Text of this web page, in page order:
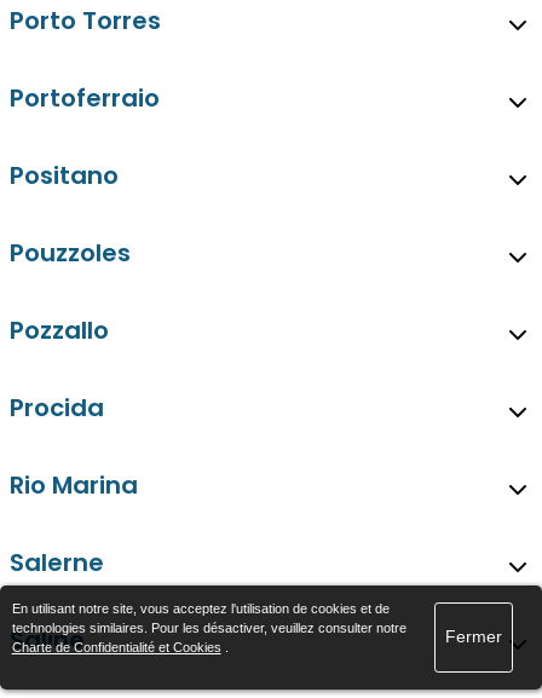
Porto Torres
Portoferraio
Positano
Pouzzoles
Pozzallo
Procida
Rio Marina
Salerne
Saline
En utilisant notre site, vous acceptez l'utilisation de cookies et de
technologies similaires. Pour les désactiver, veuillez consulter notre
Charte de Confidentialité et Cookies
Fermer